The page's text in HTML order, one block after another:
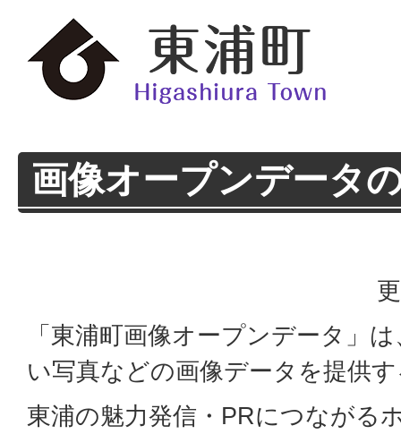
画像オープンデータ
「東浦町画像オープンデータ」
い写真などの画像データを提供
東浦の魅力発信・PRにつながる